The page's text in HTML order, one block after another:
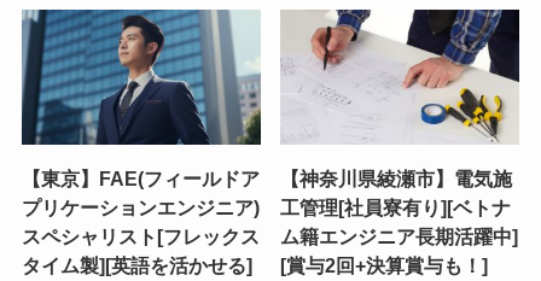
【東京】FAE(フィールドア
プリケーションエンジニア)
スペシャリスト[フレックス
タイム製][英語を活かせる]
【神奈川県綾瀬市】電気施
工管理[社員寮有り][ベトナ
ム籍エンジニア長期活躍中]
[賞与2回+決算賞与も！]